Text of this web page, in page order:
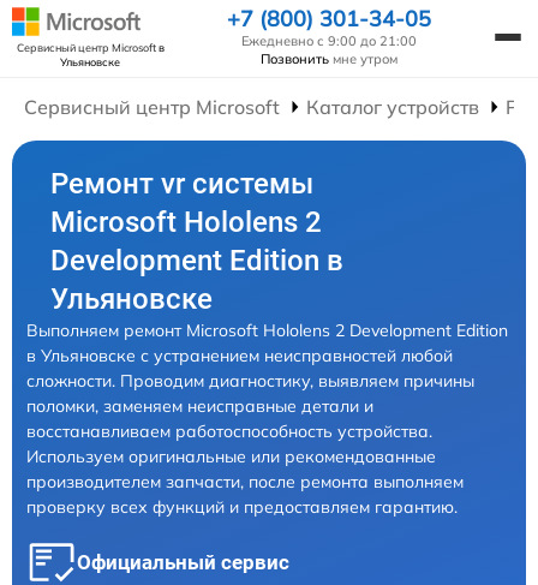
Сервисный центр Microsoftв
Ульяновске
+7 (800) 301-34-05
Ежедневно с 9:00 до 21:00
Позвонить мне утром
Сервисный центр Microsoft Каталог устройств
Ремонт vr системы
Microsoft Hololens 2
Development Edition в
Ульяновске
Выполняем ремонт Microsoft Hololens 2 Development Edition
в Ульяновске с устранением неисправностей любой
сложности. Проводим диагностику, выявляем причины
поломки, заменяем неисправные детали и
восстанавливаем работоспособность устройства.
Используем оригинальные или рекомендованные
производителем запчасти, после ремонта выполняем
проверку всех функций и предоставляем гарантию.
Официальный сервис